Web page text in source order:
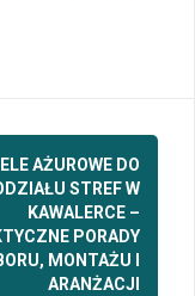
AŻUROWE DO
STREF W
KAWALERCE –
PORADY
MONTAŻU I
ARANŻACJI